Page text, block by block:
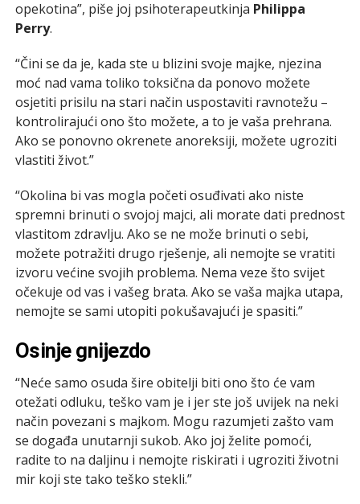
opekotina”, piše joj psihoterapeutkinja Philippa
Perry.
“Čini se da je, kada ste u blizini svoje majke, njezina
moć nad vama toliko toksična da ponovo možete
osjetiti prisilu na stari način uspostaviti ravnotežu –
kontrolirajući ono što možete, a to je vaša prehrana.
Ako se ponovno okrenete anoreksiji, možete ugroziti
vlastiti život.”
“Okolina bi vas mogla početi osuđivati ako niste
spremni brinuti o svojoj majci, ali morate dati prednost
vlastitom zdravlju. Ako se ne može brinuti o sebi,
možete potražiti drugo rješenje, ali nemojte se vratiti
izvoru većine svojih problema. Nema veze što svijet
očekuje od vas i vašeg brata. Ako se vaša majka utapa,
nemojte se sami utopiti pokušavajući je spasiti.”
Osinje gnijezdo
“Neće samo osuda šire obitelji biti ono što će vam
otežati odluku, teško vam je i jer ste još uvijek na neki
način povezani s majkom. Mogu razumjeti zašto vam
se događa unutarnji sukob. Ako joj želite pomoći,
radite to na daljinu i nemojte riskirati i ugroziti životni
mir koji ste tako teško stekli.”